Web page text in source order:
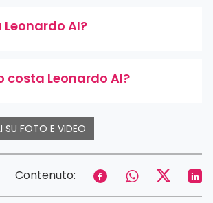
Leonardo AI?
costa Leonardo AI?
SU FOTO E VIDEO
Contenuto: